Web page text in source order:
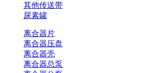
其他传送带
尿素罐
离合器片
离合器压盘
离合器壳
离合器总泵